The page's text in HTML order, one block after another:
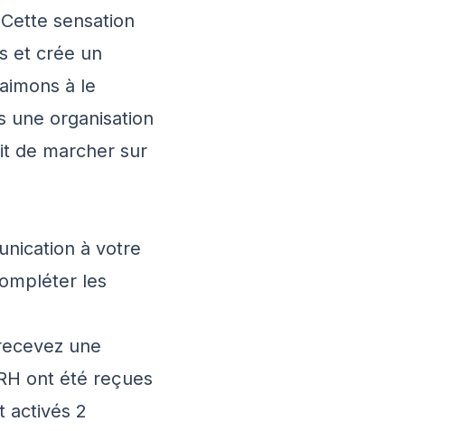
sensation
et crée un
à le
une organisation
de marcher sur
à votre
les
une
ont été reçues
activés 2